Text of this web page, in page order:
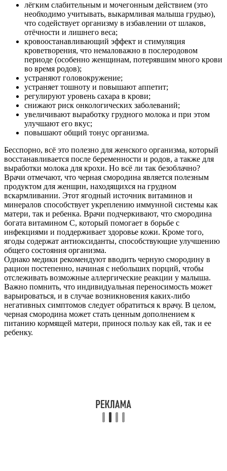
лёгким слабительным и мочегонным действием (это
необходимо учитывать, выкармливая малыша грудью),
что содействует организму в избавлении от шлаков,
отёчности и лишнего веса;
кровоостанавливающий эффект и стимуляция
кроветворения, что немаловажно в послеродовом
периоде (особенно женщинам, потерявшим много крови
во время родов);
устраняют головокружение;
устраняет тошноту и повышают аппетит;
регулируют уровень сахара в крови;
снижают риск онкологических заболеваний;
увеличивают выработку грудного молока и при этом
улучшают его вкус;
повышают общий тонус организма.
Бесспорно, всё это полезно для женского организма, который
восстанавливается после беременности и родов, а также для
выработки молока для крохи. Но всё ли так безоблачно?
Врачи отмечают, что черная смородина является полезным
продуктом для женщин, находящихся на грудном
вскармливании. Этот ягодный источник витаминов и
минералов способствует укреплению иммунной системы как
матери, так и ребенка. Врачи подчеркивают, что смородина
богата витамином C, который помогает в борьбе с
инфекциями и поддерживает здоровье кожи. Кроме того,
ягоды содержат антиоксиданты, способствующие улучшению
общего состояния организма.
Однако медики рекомендуют вводить черную смородину в
рацион постепенно, начиная с небольших порций, чтобы
отслеживать возможные аллергические реакции у малыша.
Важно помнить, что индивидуальная переносимость может
варьироваться, и в случае возникновения каких-либо
негативных симптомов следует обратиться к врачу. В целом,
черная смородина может стать ценным дополнением к
питанию кормящей матери, принося пользу как ей, так и ее
ребенку.